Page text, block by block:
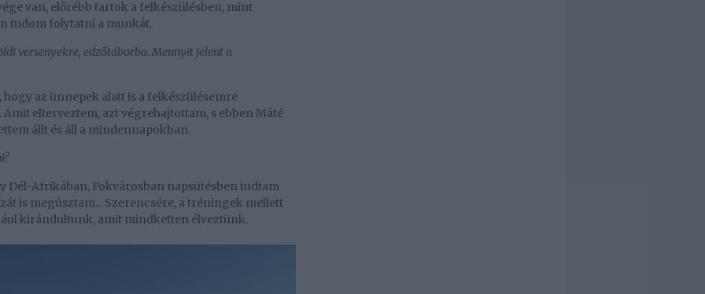
van, előrébb tartok a felkészülésben, mint
tudom folytatni a munkát.
versenyekre, edzőtáborba. Mennyit jelent a
az ünnepek alatt is a felkészülésemre
elterveztem, azt végrehajtottam, s ebben Máté
állt és áll a mindennapokban.
Dél-Afrikában, Fokvárosban napsütésben tudtam
is megúsztam... Szerencsére, a tréningek mellett
kirándultunk, amit mindketten élveztünk.